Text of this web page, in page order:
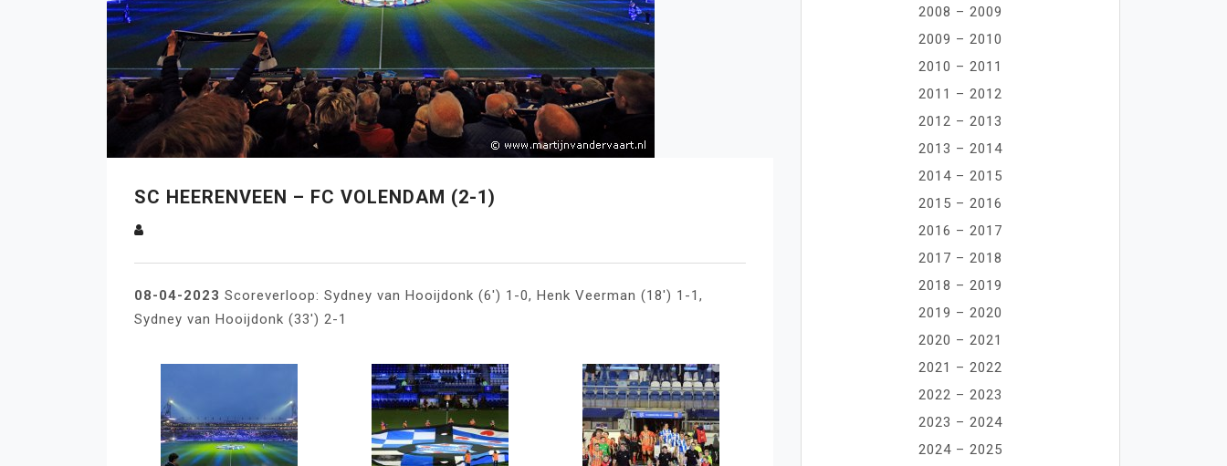
SC HEERENVEEN – FC VOLENDAM (2-1)
08-04-2023 Scoreverloop: Sydney van Hooijdonk (6′) 1-0, Henk Veerman (18′) 1-1,
Sydney van Hooijdonk (33′) 2-1
2008 – 2009
2009 – 2010
2010 – 2011
2011 – 2012
2012 – 2013
2013 – 2014
2014 – 2015
2015 – 2016
2016 – 2017
2017 – 2018
2018 – 2019
2019 – 2020
2020 – 2021
2021 – 2022
2022 – 2023
2023 – 2024
2024 – 2025